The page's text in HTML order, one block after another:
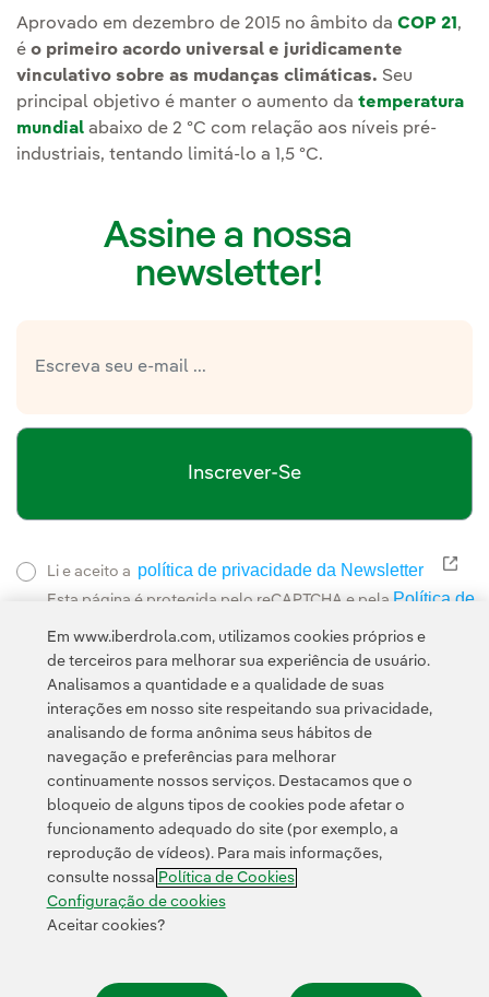
Aprovado em dezembro de 2015 no âmbito da COP 21 ,
é o primeiro acordo universal e juridicamente
vinculativo sobre as mudanças climáticas. Seu
principal objetivo é manter o aumento da temperatura
mundial abaixo de 2 ºC com relação aos níveis pré-
industriais, tentando limitá-lo a 1,5 ºC.
Assine a nossa
newsletter!
Inscrever-Se
Li e aceito a política de privacidade da Newsletter Link
Esta página é protegida pelo reCAPTCHA e pela Política de
e pela
Contato Clientes Política de Privacidade Informação legal
Transparência no uso da IA Política de cookies Configuração de cookies
Acessibilidade Canal de denúncias
© 2026 Iberdrola, S.A. Todos os direitos reservados.
Em www.iberdrola.com, utilizamos cookies próprios e
de terceiros para melhorar sua experiência de usuário.
Analisamos a quantidade e a qualidade de suas
interações em nosso site respeitando sua privacidade,
analisando de forma anônima seus hábitos de
navegação e preferências para melhorar
continuamente nossos serviços. Destacamos que o
bloqueio de alguns tipos de cookies pode afetar o
funcionamento adequado do site (por exemplo, a
reprodução de vídeos). Para mais informações,
consulte nossa Política de Cookies
Configuração de cookies
Aceitar cookies?